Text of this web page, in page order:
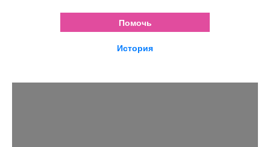
Помочь
История